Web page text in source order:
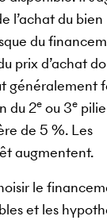
l’achat du bien
du
prix d’achat
généralement
du 2e ou 3e
de 5 %. Les
augmentent.
le
et les